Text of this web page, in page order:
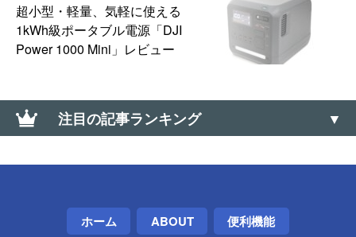
超小型・軽量、気軽に使える
1kWh級ポータブル電源「DJI
Power 1000 Mini」レビュー
注目の記事ランキング
伸縮自在！くるくる充電ケーブルの内部構造と修理
ホーム ABOUT 便利機能